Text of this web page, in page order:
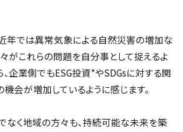
年では異常気象による自然災害の増加な
々がこれらの問題を自分事として捉えるよ
、企業側でもESG投資*やSDGsに対する関
会が増加しているように感じます。
なく地域の方々も、持続可能な未来を築